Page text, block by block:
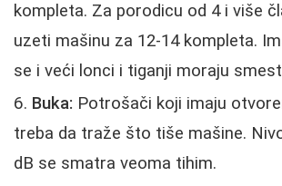
kompleta. Za porodicu od 4 i više
uzeti mašinu za 12-14 kompleta.
se i veći lonci i tiganji moraju
Buka: Potrošači koji imaju
treba da traže što tiše mašine.
dB se smatra veoma tihim.